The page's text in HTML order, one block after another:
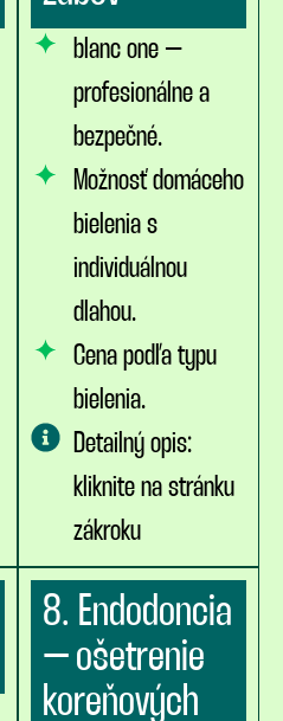
blanc one –
profesionálne a
bezpečné.
Možnosť domáceho
bielenia s
individuálnou
dlahou.
Cena podľa typu
bielenia.
Detailný opis:
kliknite na stránku
zákroku
8. Endodoncia
– ošetrenie
koreňových